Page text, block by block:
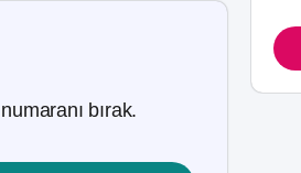
bırak.